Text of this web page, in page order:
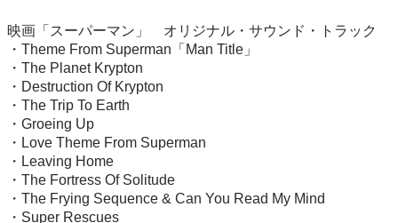
映画「スーパーマン」　オリジナル・サウンド・トラック
・Theme From Superman「Man Title」
・The Planet Krypton
・Destruction Of Krypton
・The Trip To Earth
・Groeing Up
・Love Theme From Superman
・Leaving Home
・The Fortress Of Solitude
・The Frying Sequence & Can You Read My Mind
・Super Rescues